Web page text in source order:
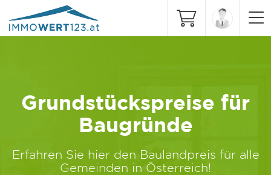
Grundstückspreise für
Baugründe
Erfahren Sie hier den Baulandpreis für alle
Gemeinden in Österreich!